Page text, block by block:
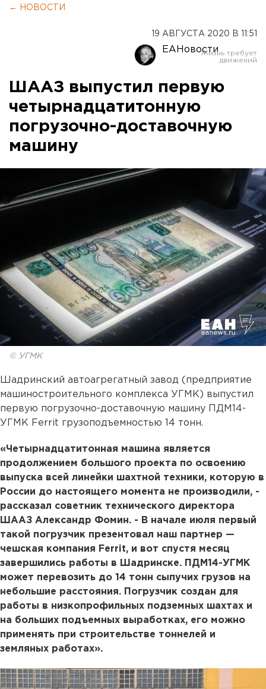
← НОВОСТИ
19 АВГУСТА 2020 В 11:51
ЕАНовости
ШААЗ выпустил первую
четырнадцатитонную
погрузочно-доставочную
машину
© УГМК
Шадринский автоагрегатный завод (предприятие
машиностроительного комплекса УГМК) выпустил
первую погрузочно-доставочную машину ПДМ14-
УГМК Ferrit грузоподъемностью 14 тонн.
«Четырнадцатитонная машина является
продолжением большого проекта по освоению
выпуска всей линейки шахтной техники, которую в
России до настоящего момента не производили, -
рассказал советник технического директора
ШААЗ Александр Фомин. - В начале июля первый
такой погрузчик презентовал наш партнер —
чешская компания Ferrit, и вот спустя месяц
завершились работы в Шадринске. ПДМ14-УГМК
может перевозить до 14 тонн сыпучих грузов на
небольшие расстояния. Погрузчик создан для
работы в низкопрофильных подземных шахтах и
на больших подъемных выработках, его можно
применять при строительстве тоннелей и
земляных работах».